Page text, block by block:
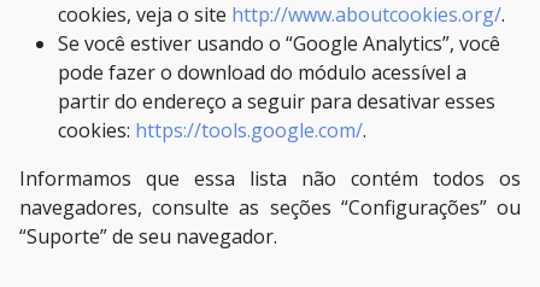
cookies, veja o site http://www.aboutcookies.org/.
Se você estiver usando o “Google Analytics”, você
pode fazer o download do módulo acessível a
partir do endereço a seguir para desativar esses
cookies: https://tools.google.com/.
Informamos que essa lista não contém todos os
navegadores, consulte as seções “Configurações” ou
“Suporte” de seu navegador.